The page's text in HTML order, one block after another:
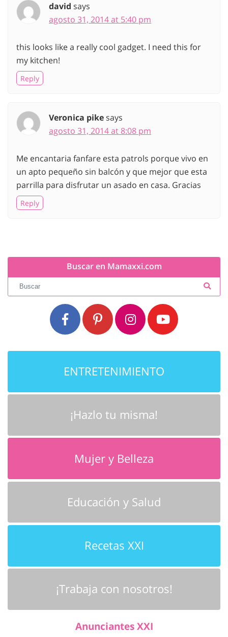
david says
agosto 31, 2014 at 5:40 pm
this looks like a really cool gadget. I need this for
my kitchen!
Reply
Veronica pikesays
agosto 31, 2014 at 8:08 pm
Me encantaria fanfare esta patrols porque vivo en
un apto pequeño sin balcón y que mejor que esta
parrilla para disfrutar un asado en casa. Gracias
Reply
Buscar en Mamaxxi.com
ENTRETENIMIENTO
¡Hazlo tu misma!
Mujer y Belleza
Educación y Salud
Recetas XXI
¡Trabaja con nosotros!
Anunciantes XXI